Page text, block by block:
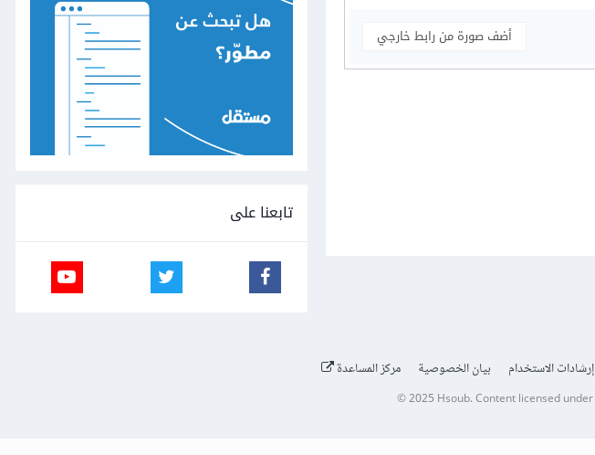
أضف صورة من رابط خارجي
تابعنا على
إرشادات الاستخدام بيان الخصوصية مركز المساعدة
© 2025 Hsoub.Content licensed under